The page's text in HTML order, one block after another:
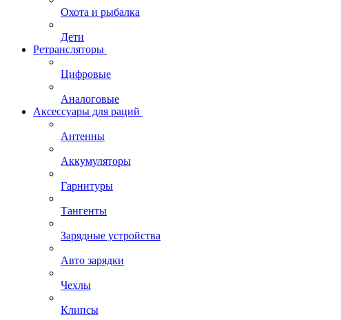
Охота и рыбалка
Дети
Ретрансляторы
Цифровые
Аналоговые
Аксессуары для раций
Антенны
Аккумуляторы
Гарнитуры
Тангенты
Зарядные устройства
Авто зарядки
Чехлы
Клипсы